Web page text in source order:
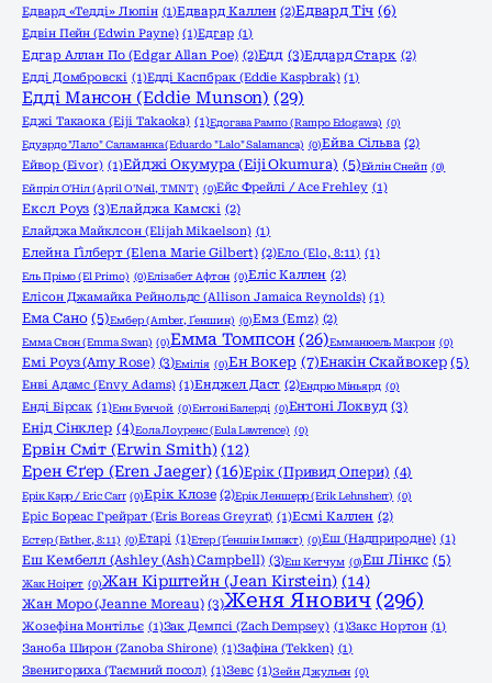
Едвард «Тедді» Люпін (1)Едвард Каллен (2)Едвард Тіч (6)
Едвін Пейн (Edwin Payne) (1)Едгар (1)
Едгар Аллан По (Edgar Allan Poe) (2)Едд (3)Еддард Старк (2)
Едді Домбровскі (1)Едді Каспбрак (Eddie Kaspbrak) (1)
Едді Мансон (Eddie Munson) (29)
Еджі Такаока (Eiji Takaoka) (1)Едогава Рампо (Rampo Edogawa) (0)
Едуардо "Лало" Саламанка (Eduardo "Lalo" Salamanca) (0)Ейва Сільва (2)
Ейвор (Eivor) (1)Ейджі Окумура (Eiji Okumura) (5)Ейлін Снейп (0)
Ейпріл О'Ніл (April O'Neil, TMNT) (0)Ейс Фрейлі / Ace Frehley (1)
Ексл Роуз (3)Елайджа Камскі (2)
Елайджа Майклсон (Elijah Mikaelson) (1)
Елейна Ґілберт (Elena Marie Gilbert) (2)Ело (Elo, 8:11) (1)
Ель Прімо (El Primo) (0)Елізабет Афтон (0)Еліс Каллен (2)
Елісон Джамайка Рейнольдс (Allison Jamaica Reynolds) (1)
Ема Сано (5)Ембер (Amber, Ґеншин) (0)Емз (Emz) (2)
Емма Свон (Emma Swan) (0)Емма Томпсон (26)Емманюель Макрон (0)
Емі Роуз (Amy Rose) (3)Емілія (0)Ен Вокер (7)Енакін Скайвокер (5)
Енві Адамс (Envy Adams) (1)Енджел Даст (2)Ендрю Міньярд (0)
Енді Бірсак (1)Енн Бунчой (0)Ентоні Балерді (0)Ентоні Локвуд (3)
Енід Сінклер (4)Еола Лоуренс (Eula Lawrence) (0)
Ервін Сміт (Erwin Smith) (12)
Ерен Єґер (Eren Jaeger) (16)Ерік (Привид Опери) (4)
Ерік Карр / Eric Carr (0)Ерік Клозе (2)Ерік Леншерр (Erik Lehnsherr) (0)
Еріс Бореас Грейрат (Eris Boreas Greyrat) (1)Есмі Каллен (2)
Естер (Esther, 8:11) (0)Етарі (1)Етер (Ґеншін Імпакт) (0)Еш (Надприродне) (1)
Еш Кембелл (Ashley (Ash) Campbell) (3)Еш Кетчум (0)Еш Лінкс (5)
Жак Ноірет (0)Жан Кірштейн (Jean Kirstein) (14)
Жан Моро (Jeanne Moreau) (3)Женя Янович (296)
Жозефіна Монтільє (1)Зак Демпсі (Zach Dempsey) (1)Закс Нортон (1)
Заноба Широн (Zanoba Shirone) (1)Зафіна (Tekken) (1)
Звенигориха (Таємний посол) (1)Зевс (1)Зейн Джульєн (0)